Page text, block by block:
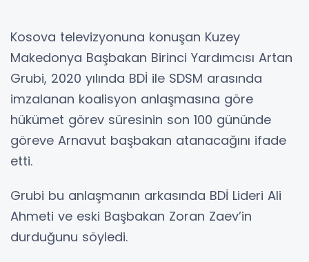
Kosova televizyonuna konuşan Kuzey
Makedonya Başbakan Birinci Yardımcısı Artan
Grubi, 2020 yılında BDİ ile SDSM arasında
imzalanan koalisyon anlaşmasına göre
hükümet görev süresinin son 100 gününde
göreve Arnavut başbakan atanacağını ifade
etti.
Grubi bu anlaşmanın arkasında BDİ Lideri Ali
Ahmeti ve eski Başbakan Zoran Zaev’in
durduğunu söyledi.